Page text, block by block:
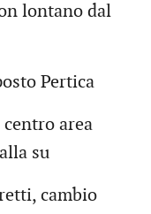
lontano dal
Pertica
area
su
cambio